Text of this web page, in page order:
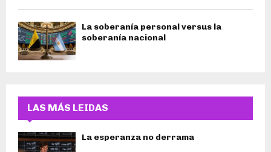
La soberanía personal versus la
soberanía nacional
LAS MÁS LEIDAS
La esperanza no derrama